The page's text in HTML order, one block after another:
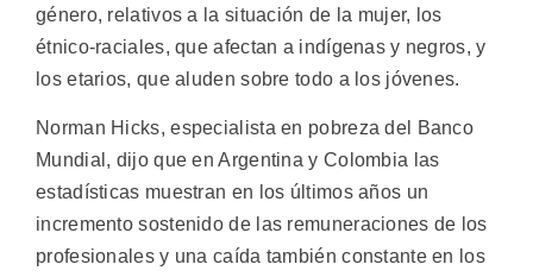
género, relativos a la situación de la mujer, los
étnico-raciales, que afectan a indígenas y negros, y
los etarios, que aluden sobre todo a los jóvenes.
Norman Hicks, especialista en pobreza del Banco
Mundial, dijo que en Argentina y Colombia las
estadísticas muestran en los últimos años un
incremento sostenido de las remuneraciones de los
profesionales y una caída también constante en los